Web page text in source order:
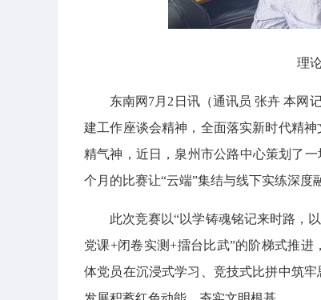
理
东南网7月2日讯（通讯员 张卉 本网
建工作座谈会精神，全面落实新时代精
精气神，近日，泉州市公路中心策划了
个月的比赛让“云端”集结与线下实练深度
此次竞赛以“以学铸魂铭记来时路，
党课+闭卷实测+擂台比武”的阶梯式推
体党员在沉浸式学习、竞技式比拼中筑